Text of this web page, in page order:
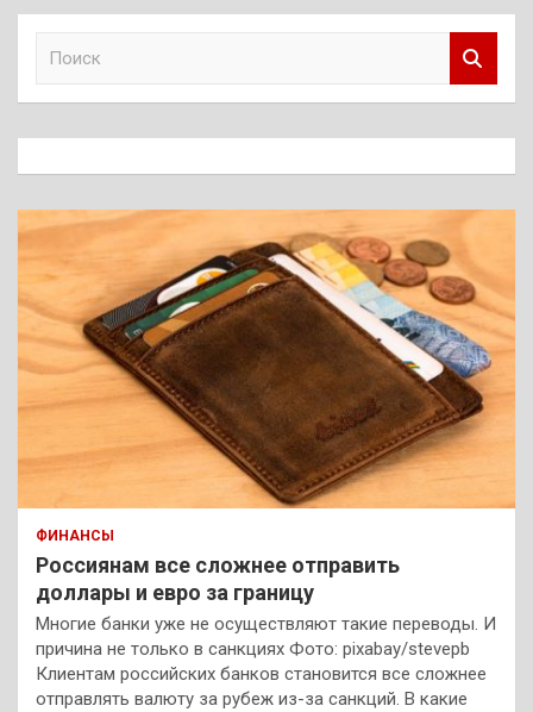
к
ФИНАНСЫ
Россиянам все сложнее отправить
доллары и евро за границу
Многие банки уже не осуществляют такие переводы. И
причина не только в санкциях Фото: pixabay/stevepb
Клиентам российских банков становится все сложнее
отправлять валюту за рубеж из-за санкций. В какие